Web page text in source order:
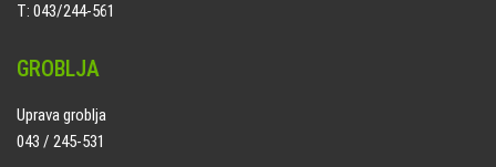
T: 043/244-561
GROBLJA
Uprava groblja
043 / 245-531